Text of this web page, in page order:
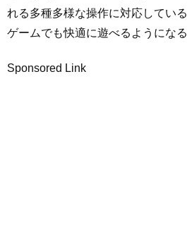
れる多種多様な操作に対応してい
ゲームでも快適に遊べるようになる
Sponsored Link